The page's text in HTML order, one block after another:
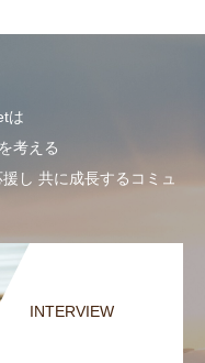
は
考える
し 共に成長するコミュ
INTERVIEW